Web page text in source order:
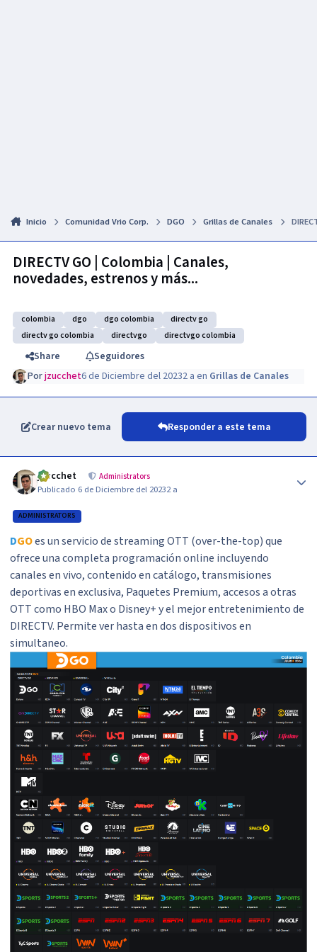
Inicio Comunidad Vrio Corp. DGO Grillas de Canales
DIRECTV GO | Colombia | Canales,
novedades, estrenos y más...
colombia dgo dgo colombia
directv go
directv go colombia
directvgo directvgo colombia
Share
Seguidores
Porjzucchet6 de Diciembre del 20232 a en Grillas de Canales
Crear nuevo tema Responder a este tema
jzucchet Administrators
Publicado 6 de Diciembre del 20232 a
ADMINISTRATORS
DGOes un servicio de streaming OTT (over-the-top) que
ofrece una completa programación online incluyendo
canales en vivo, contenido en catálogo, transmisiones
deportivas en exclusiva, Paquetes Premium, accesos a otras
OTT como HBO Max o Disney+ y el mejor entretenimiento de
DIRECTV. Permite ver hasta en dos dispositivos en
simultaneo.